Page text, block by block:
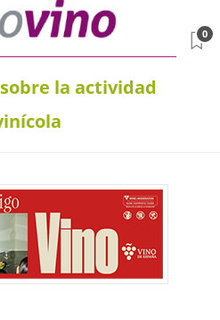
la actividad
0